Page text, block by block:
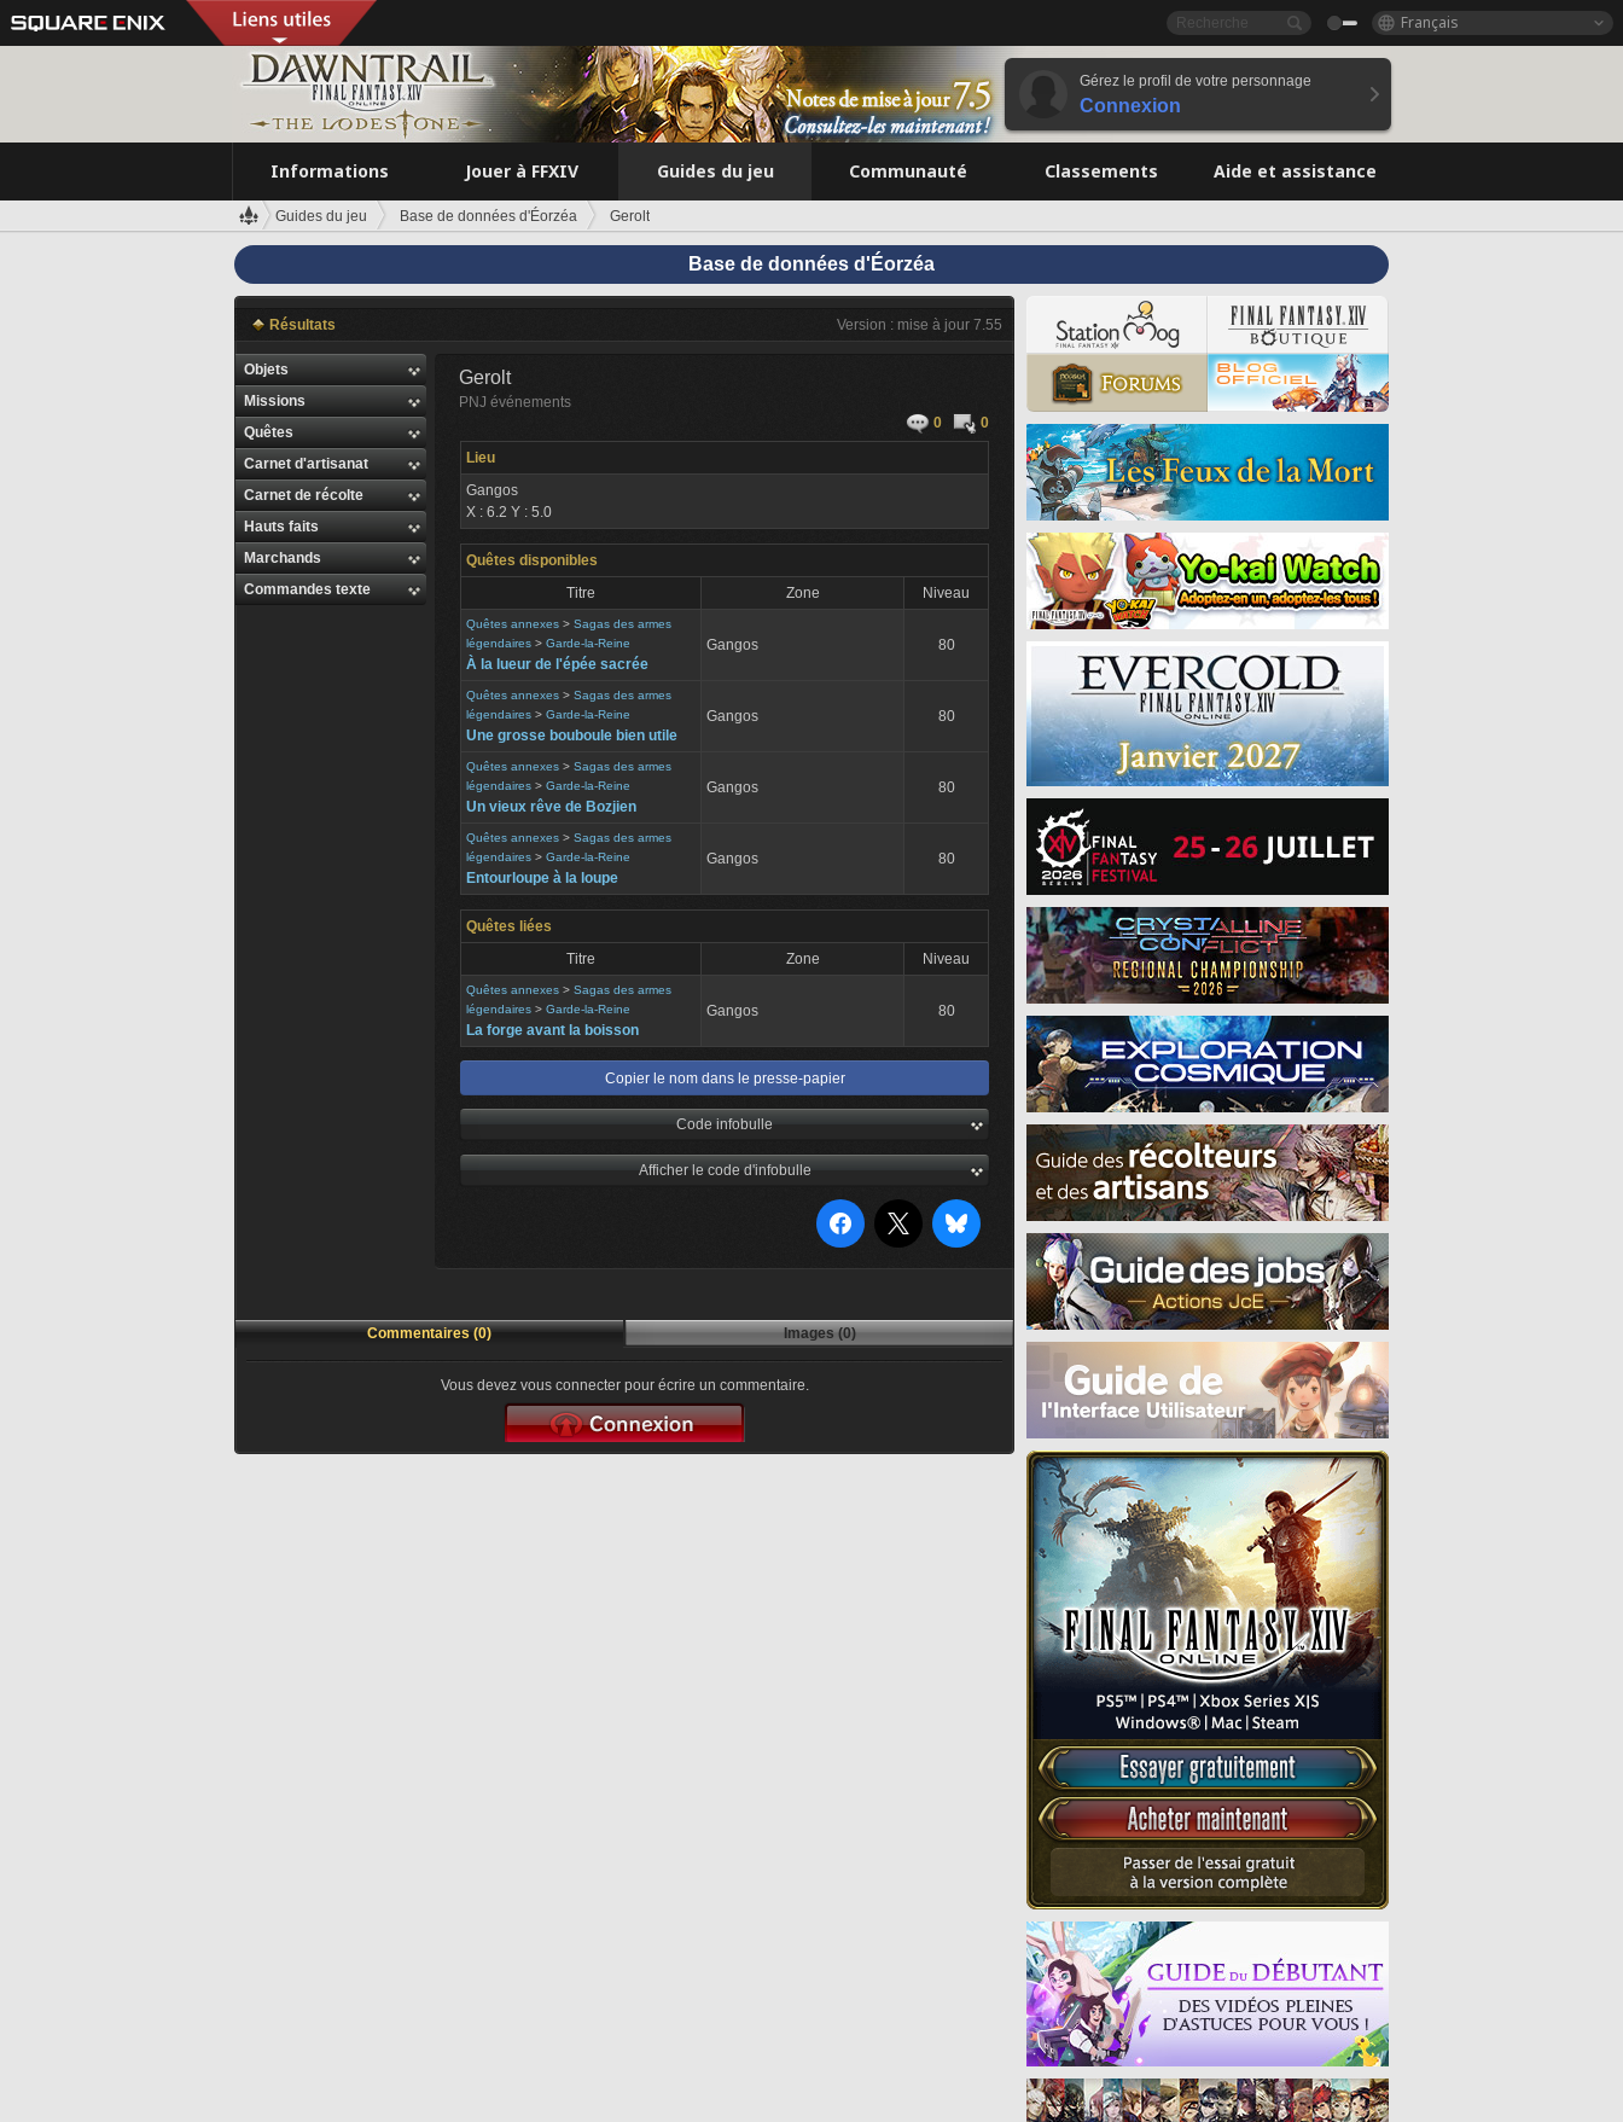
Français
Gérez le profil de votre personnage
Connexion
Informations Jouer à FFXIV Guides du jeu Communauté Classements Aide et assistance
Guides du jeu Base de données d'Éorzéa Gerolt
Base de données d'Éorzéa
Résultats Version : mise à jour 7.55
Objets
Missions
Quêtes
Carnet d'artisanat
Carnet de récolte
Hauts faits
Marchands
Commandes texte
Gerolt
PNJ événements
0
0
Lieu
Gangos
X : 6.2 Y : 5.0
Quêtes disponibles
Titre
Zone Niveau
Quêtes annexes > Sagas des armes
légendaires > Garde-la-Reine
À la lueur de l'épée sacrée
Gangos 80
Quêtes annexes > Sagas des armes
légendaires > Garde-la-Reine
Une grosse bouboule bien utile
Gangos 80
Quêtes annexes > Sagas des armes
légendaires > Garde-la-Reine
Un vieux rêve de Bozjien
Gangos 80
Quêtes annexes > Sagas des armes
légendaires > Garde-la-Reine
Entourloupe à la loupe
Gangos 80
Quêtes liées
Titre
Zone Niveau
Quêtes annexes > Sagas des armes
légendaires > Garde-la-Reine
La forge avant la boisson
Gangos 80
Copier le nom dans le presse-papier
Code infobulle
Afficher le code d'infobulle
Commentaires (0) Images (0)
Vous devez vous connecter pour écrire un commentaire.